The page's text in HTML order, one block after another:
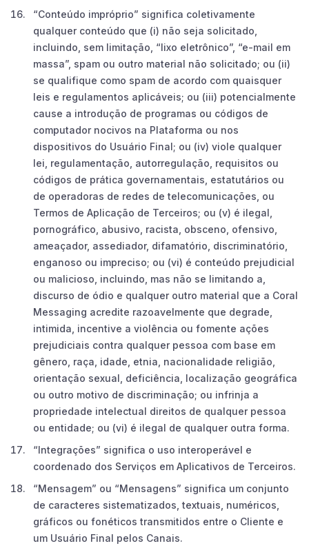
“Conteúdo impróprio” significa coletivamente
qualquer conteúdo que (i) não seja solicitado,
incluindo, sem limitação, “lixo eletrônico”, “e-mail em
massa”, spam ou outro material não solicitado; ou (ii)
se qualifique como spam de acordo com quaisquer
leis e regulamentos aplicáveis; ou (iii) potencialmente
cause a introdução de programas ou códigos de
computador nocivos na Plataforma ou nos
dispositivos do Usuário Final; ou (iv) viole qualquer
lei, regulamentação, autorregulação, requisitos ou
códigos de prática governamentais, estatutários ou
de operadoras de redes de telecomunicações, ou
Termos de Aplicação de Terceiros; ou (v) é ilegal,
pornográfico, abusivo, racista, obsceno, ofensivo,
ameaçador, assediador, difamatório, discriminatório,
enganoso ou impreciso; ou (vi) é conteúdo prejudicial
ou malicioso, incluindo, mas não se limitando a,
discurso de ódio e qualquer outro material que a Coral
Messaging acredite razoavelmente que degrade,
intimida, incentive a violência ou fomente ações
prejudiciais contra qualquer pessoa com base em
gênero, raça, idade, etnia, nacionalidade religião,
orientação sexual, deficiência, localização geográfica
ou outro motivo de discriminação; ou infrinja a
propriedade intelectual direitos de qualquer pessoa
ou entidade; ou (vi) é ilegal de qualquer outra forma.
“Integrações” significa o uso interoperável e
coordenado dos Serviços em Aplicativos de Terceiros.
“Mensagem” ou “Mensagens” significa um conjunto
de caracteres sistematizados, textuais, numéricos,
gráficos ou fonéticos transmitidos entre o Cliente e
um Usuário Final pelos Canais.